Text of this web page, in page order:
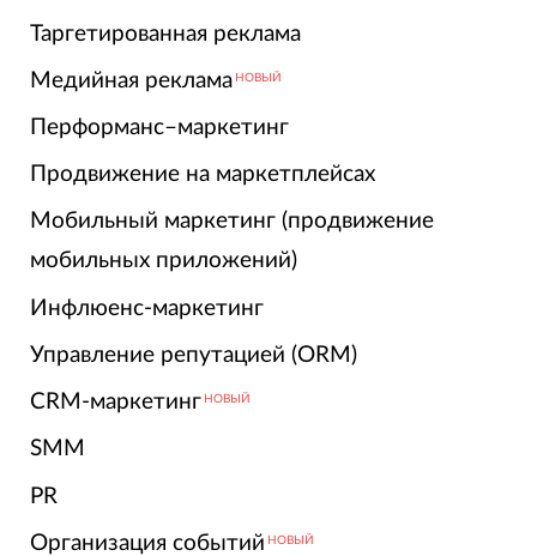
Таргетированная реклама
Медийная реклама НОВЫЙ
Перформанс–маркетинг
Продвижение на маркетплейсах
Мобильный маркетинг (продвижение
мобильных приложений)
Инфлюенс-маркетинг
Управление репутацией (ORM)
CRM-маркетинг НОВЫЙ
SMM
PR
Организация событий НОВЫЙ